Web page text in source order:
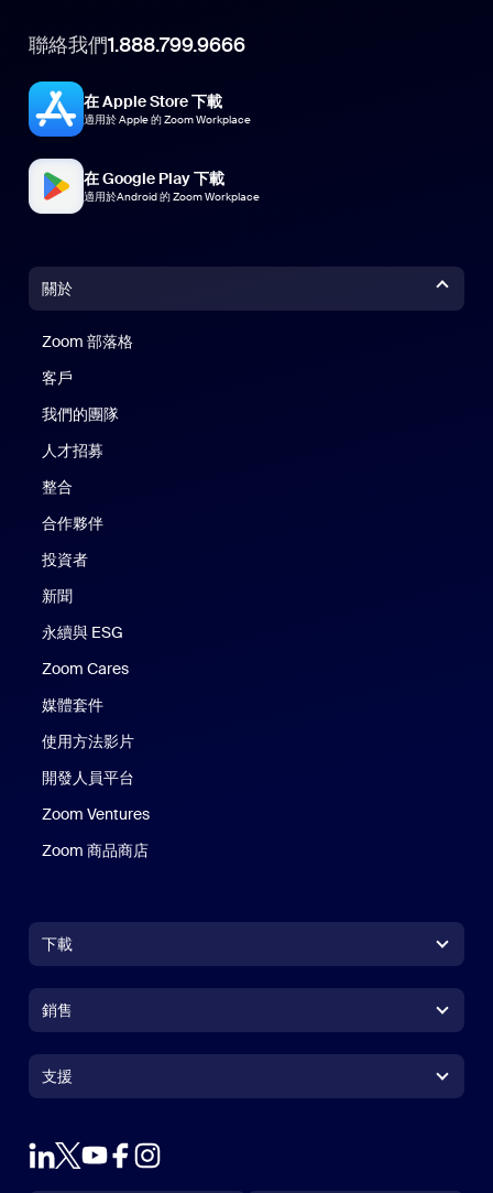
聯絡我們1.888.799.9666
在 Apple Store 下載
適用於 Apple 的 Zoom Workplace
在 Google Play 下載
適用於Android 的 Zoom Workplace
關於
Zoom 部落格
客戶
我們的團隊
人才招募
整合
合作夥伴
投資者
新聞
永續與 ESG
Zoom Cares
媒體套件
使用方法影片
開發人員平台
Zoom Ventures
Zoom 商品商店
下載
Zoom Rooms 應用程式Zoom Rooms 應用程式
Zoom Rooms Controller
Outlook 外掛程式
銷售
聯絡銷售人員
申請示範
支援
支援
帳戶